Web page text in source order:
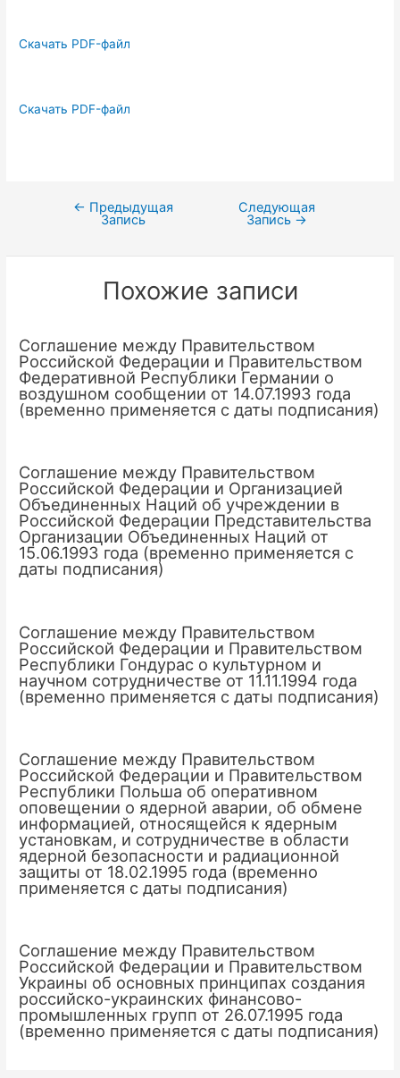
Скачать PDF-файл
Скачать PDF-файл
Навигация
записям
← Предыдущая
Запись
Следующая
Запись →
Похожие записи
Соглашение между Правительством
Российской Федерации и Правительством
Федеративной Республики Германии о
воздушном сообщении от 14.07.1993 года
(временно применяется с даты подписания)
Соглашение между Правительством
Российской Федерации и Организацией
Объединенных Наций об учреждении в
Российской Федерации Представительства
Организации Объединенных Наций от
15.06.1993 года (временно применяется с
даты подписания)
Соглашение между Правительством
Российской Федерации и Правительством
Республики Гондурас о культурном и
научном сотрудничестве от 11.11.1994 года
(временно применяется с даты подписания)
Соглашение между Правительством
Российской Федерации и Правительством
Республики Польша об оперативном
оповещении о ядерной аварии, об обмене
информацией, относящейся к ядерным
установкам, и сотрудничестве в области
ядерной безопасности и радиационной
защиты от 18.02.1995 года (временно
применяется с даты подписания)
Соглашение между Правительством
Российской Федерации и Правительством
Украины об основных принципах создания
российско-украинских финансово-
промышленных групп от 26.07.1995 года
(временно применяется с даты подписания)